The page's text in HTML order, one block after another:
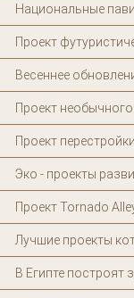
Национальные
Проект
Весеннее
Проект
Проект
Эко - проекты
Проект Tornado
Лучшие проекты
В Египте построят